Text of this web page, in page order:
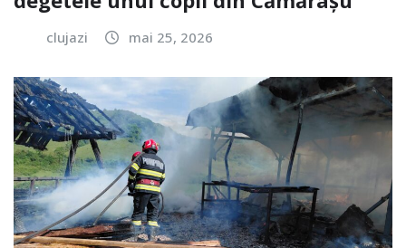
clujazi mai 25, 2026